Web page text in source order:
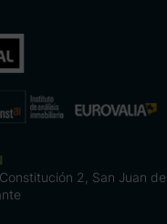
2, San Juan de